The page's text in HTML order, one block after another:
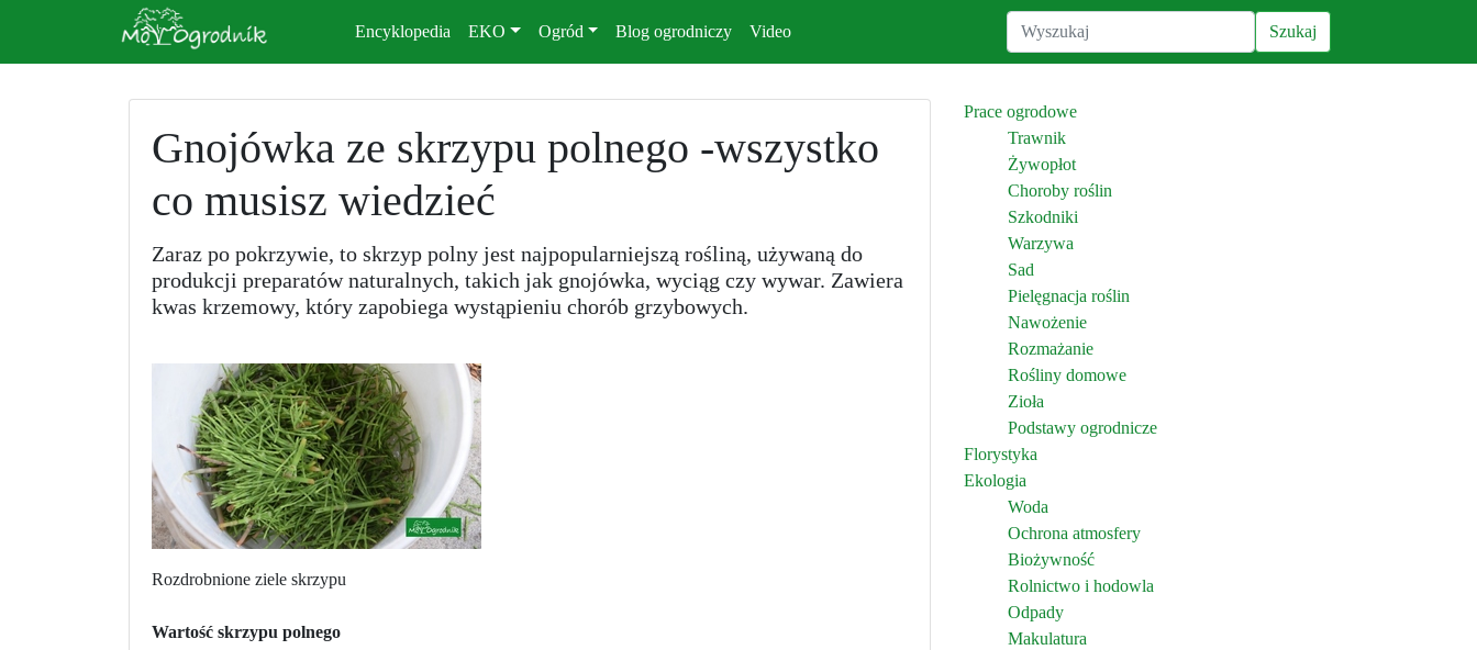
Encyklopedia EKO Ogród Blog ogrodniczy Video
Gnojówka ze skrzypu polnego -wszystko
co musisz wiedzieć
Zaraz po pokrzywie, to skrzyp polny jest najpopularniejszą rośliną, używaną do
produkcji preparatów naturalnych, takich jak gnojówka, wyciąg czy wywar. Zawiera
kwas krzemowy, który zapobiega wystąpieniu chorób grzybowych.
Rozdrobnione ziele skrzypu
Wartość skrzypu polnego
Prace ogrodowe
Trawnik
Żywopłot
Choroby roślin
Szkodniki
Warzywa
Sad
Pielęgnacja roślin
Nawożenie
Rozmażanie
Rośliny domowe
Zioła
Podstawy ogrodnicze
Florystyka
Ekologia
Woda
Ochrona atmosfery
Biożywność
Rolnictwo i hodowla
Odpady
Makulatura